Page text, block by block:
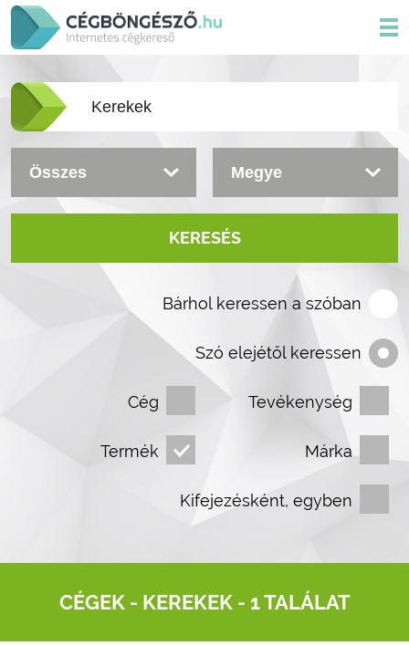
KERESÉS
Bárhol keressen a szóban
Szó elejétől keressen
Cég Tevékenység
Termék Márka
Kifejezésként, egyben
CÉGEK - KEREKEK- 1 TALÁLAT